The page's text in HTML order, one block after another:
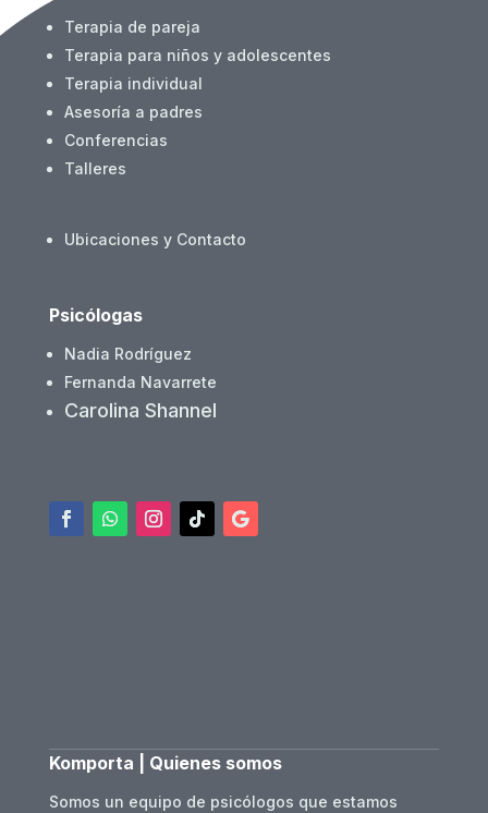
Terapia de pareja
Terapia para niños y adolescentes
Terapia individual
Asesoría a padres
Conferencias
Talleres
Ubicaciones y Contacto
Psicólogas
Nadia Rodríguez
Fernanda Navarrete
Carolina Shannel
Komporta | Quienes somos
Somos un equipo de psicólogos que estamos